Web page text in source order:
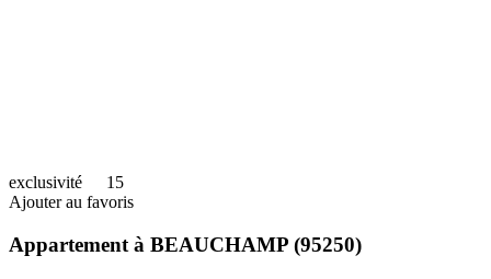
exclusivité
15
Ajouter au favoris
Appartement à BEAUCHAMP (95250)